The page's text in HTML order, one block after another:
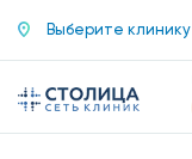
Выберите клинику